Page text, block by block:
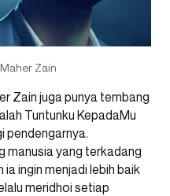
Zain
Zain juga punya tembang
Tuntunku KepadaMu
pendengarnya.
manusia yang terkadang
ia ingin menjadi lebih baik
meridhoi setiap